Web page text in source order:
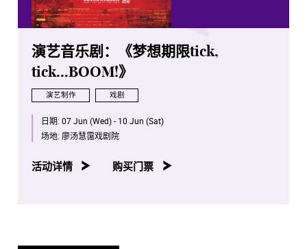
演艺音乐剧：《梦想期限tick,
tick...BOOM!》
演艺制作 戏剧
日期: 07 Jun (Wed) - 10 Jun (Sat)
场地: 廖汤慧霭戏剧院
活动详情 购买门票